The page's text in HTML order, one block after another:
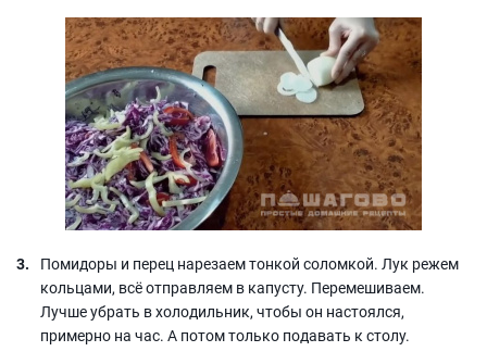
Помидоры и перец нарезаем тонкой соломкой. Лук режем
кольцами, всё отправляем в капусту. Перемешиваем.
Лучше убрать в холодильник, чтобы он настоялся,
примерно на час. А потом только подавать к столу.